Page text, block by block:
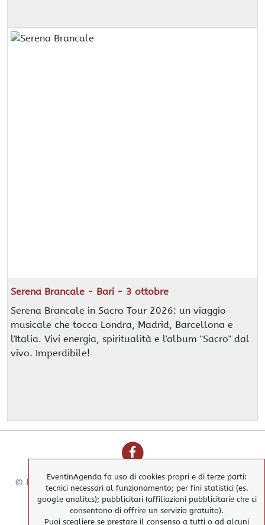
Serena Brancale - Bari - 3 ottobre
Serena Brancale in Sacro Tour 2026: un viaggio
musicale che tocca Londra, Madrid, Barcellona e
l'Italia. Vivi energia, spiritualità e l'album "Sacro" dal
vivo. Imperdibile!
© EventinAgenda 2017-2026-All Rights Reserved.
EventinAgenda fa uso di cookies propri e di terze parti:
tecnici necessari al funzionamento; per fini statistici (es.
google analitcs); pubblicitari (affiliazioni pubblicitarie che ci
consentono di offrire un servizio gratuito).
Puoi scegliere se prestare il consenso a tutti o ad alcuni